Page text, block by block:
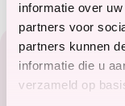
informatie over
partners voor
partners kunnen
informatie die u
verzameld op
Footer
Zorg